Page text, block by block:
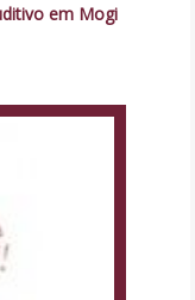
em Mogi